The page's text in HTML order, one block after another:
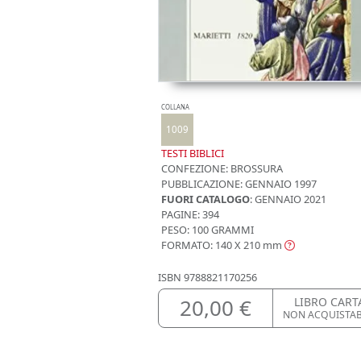
COLLANA
1009
TESTI BIBLICI
CONFEZIONE: BROSSURA
PUBBLICAZIONE:GENNAIO 1997
FUORI CATALOGO: GENNAIO 2021
PAGINE: 394
PESO: 100 GRAMMI
FORMATO: 140 X 210 mm
ISBN 9788821170256
20,00 € LIBRO
NON